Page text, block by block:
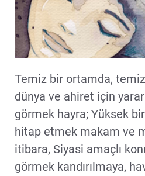
Temiz bir ortamda,
dünya ve ahiret için
görmek hayra; Yüksek
hitap etmek makam ve
itibara, Siyasi amaçlı
görmek kandırılmaya,